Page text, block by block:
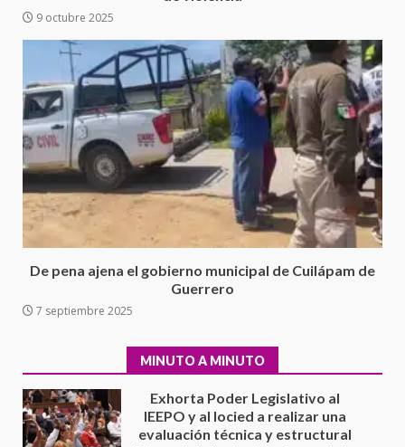
9 octubre 2025
De pena ajena el gobierno municipal de Cuilápam de
Guerrero
7 septiembre 2025
MINUTO A MINUTO
6
7
Detienen a Ernesto Ruffo en Baja
California; FGR lo investiga por
presuntos delitos de
delincuencia organizada y
contrabando
16 julio 2026
Avanza con orden y tranquilidad
el proceso electoral
extraordinario de Santiago
Xanica: Jesús Romero
7 agosto 2026
Exhorta Poder Legislativo al
Escuela Secundaria General
Moisés Sáenz Garza
5 agosto 2026
Ciudad Salud: justicia social para
Oaxaca